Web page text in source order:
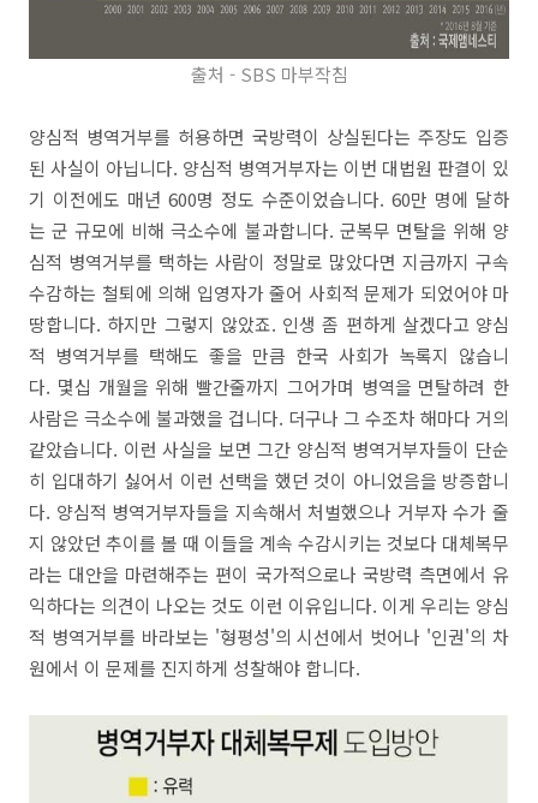
출처 - SBS 마부작침
양심적 병역거부를 허용하면 국방력이 상실된다는 주장도 입증
된 사실이 아닙니다. 양심적 병역거부자는 이번 대법원 판결이 있
기 이전에도 매년 600명 정도 수준이었습니다. 60만 명에 달하
는 군 규모에 비해 극소수에 불과합니다. 군복무 면탈을 위해 양
심적 병역거부를 택하는 사람이 정말로 많았다면 지금까지 구속
수감하는 철퇴에 의해 입영자가 줄어 사회적 문제가 되었어야 마
땅합니다. 하지만 그렇지 않았죠. 인생 좀 편하게 살겠다고 양심
적 병역거부를 택해도 좋을 만큼 한국 사회가 녹록지 않습니
다. 몇십 개월을 위해 빨간줄까지 그어가며 병역을 면탈하려 한
사람은 극소수에 불과했을 겁니다. 더구나 그 수조차 해마다 거의
같았습니다. 이런 사실을 보면 그간 양심적 병역거부자들이 단순
히 입대하기 싫어서 이런 선택을 했던 것이 아니었음을 방증합니
다. 양심적 병역거부자들을 지속해서 처벌했으나 거부자 수가 줄
지 않았던 추이를 볼 때 이들을 계속 수감시키는 것보다 대체복무
라는 대안을 마련해주는 편이 국가적으로나 국방력 측면에서 유
익하다는 의견이 나오는 것도 이런 이유입니다. 이게 우리는 양심
적 병역거부를 바라보는 '형평성'의 시선에서 벗어나 '인권'의 차
원에서 이 문제를 진지하게 성찰해야 합니다.